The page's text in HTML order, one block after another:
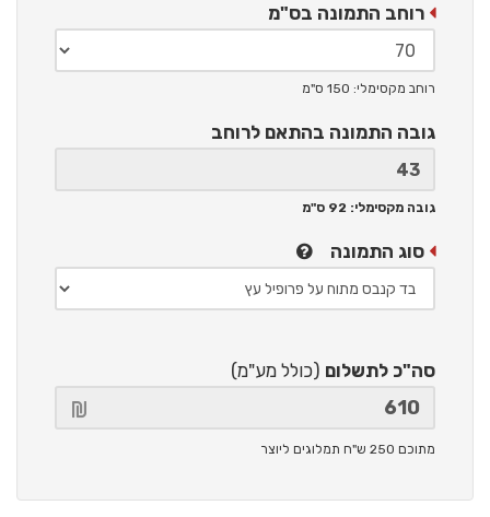
רוחב התמונה בס"מ
רוחב מקסימלי: 150 ס"מ
גובה התמונה בהתאם לרוחב
גובה מקסימלי: 92 ס"מ
סוג התמונה
סה"כ לתשלום (כולל מע"מ)
מתוכם 250 ש"ח תמלוגים ליוצר